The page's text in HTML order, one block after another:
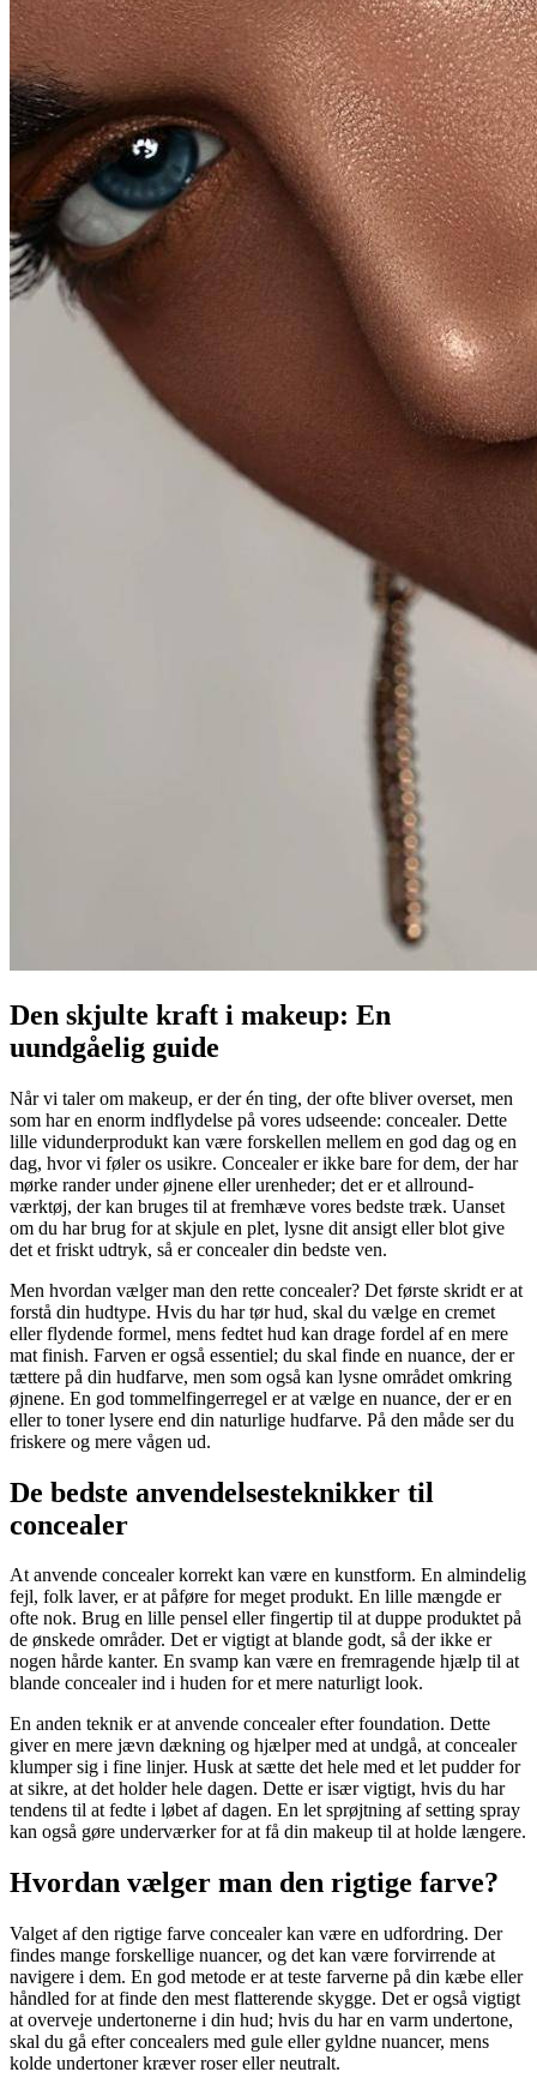
Den skjulte kraft i makeup: En
uundgåelig guide
Når vi taler om makeup, er der én ting, der ofte bliver overset, men
som har en enorm indflydelse på vores udseende: concealer. Dette
lille vidunderprodukt kan være forskellen mellem en god dag og en
dag, hvor vi føler os usikre. Concealer er ikke bare for dem, der har
mørke rander under øjnene eller urenheder; det er et allround-
værktøj, der kan bruges til at fremhæve vores bedste træk. Uanset
om du har brug for at skjule en plet, lysne dit ansigt eller blot give
det et friskt udtryk, så er concealer din bedste ven.
Men hvordan vælger man den rette concealer? Det første skridt er at
forstå din hudtype. Hvis du har tør hud, skal du vælge en cremet
eller flydende formel, mens fedtet hud kan drage fordel af en mere
mat finish. Farven er også essentiel; du skal finde en nuance, der er
tættere på din hudfarve, men som også kan lysne området omkring
øjnene. En god tommelfingerregel er at vælge en nuance, der er en
eller to toner lysere end din naturlige hudfarve. På den måde ser du
friskere og mere vågen ud.
De bedste anvendelsesteknikker til
concealer
At anvende concealer korrekt kan være en kunstform. En almindelig
fejl, folk laver, er at påføre for meget produkt. En lille mængde er
ofte nok. Brug en lille pensel eller fingertip til at duppe produktet på
de ønskede områder. Det er vigtigt at blande godt, så der ikke er
nogen hårde kanter. En svamp kan være en fremragende hjælp til at
blande concealer ind i huden for et mere naturligt look.
En anden teknik er at anvende concealer efter foundation. Dette
giver en mere jævn dækning og hjælper med at undgå, at concealer
klumper sig i fine linjer. Husk at sætte det hele med et let pudder for
at sikre, at det holder hele dagen. Dette er især vigtigt, hvis du har
tendens til at fedte i løbet af dagen. En let sprøjtning af setting spray
kan også gøre underværker for at få din makeup til at holde længere.
Hvordan vælger man den rigtige farve?
Valget af den rigtige farve concealer kan være en udfordring. Der
findes mange forskellige nuancer, og det kan være forvirrende at
navigere i dem. En god metode er at teste farverne på din kæbe eller
håndled for at finde den mest flatterende skygge. Det er også vigtigt
at overveje undertonerne i din hud; hvis du har en varm undertone,
skal du gå efter concealers med gule eller gyldne nuancer, mens
kolde undertoner kræver roser eller neutralt.